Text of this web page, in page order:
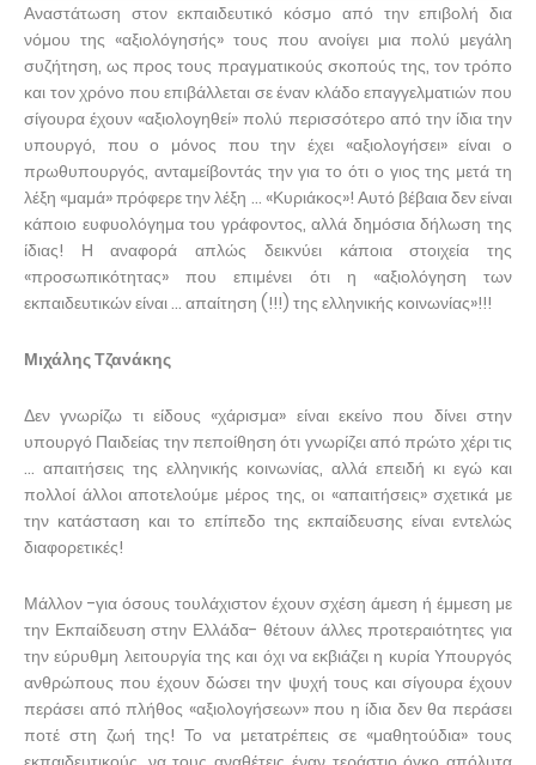
Αναστάτωση στον εκπαιδευτικό κόσμο από την επιβολή δια
νόμου της «αξιολόγησής» τους που ανοίγει μια πολύ μεγάλη
συζήτηση, ως προς τους πραγματικούς σκοπούς της, τον τρόπο
και τον χρόνο που επιβάλλεται σε έναν κλάδο επαγγελματιών που
σίγουρα έχουν «αξιολογηθεί» πολύ περισσότερο από την ίδια την
υπουργό, που ο μόνος που την έχει «αξιολογήσει» είναι ο
πρωθυπουργός, ανταμείβοντάς την για το ότι ο γιος της μετά τη
λέξη «μαμά» πρόφερε την λέξη … «Κυριάκος»! Αυτό βέβαια δεν είναι
κάποιο ευφυολόγημα του γράφοντος, αλλά δημόσια δήλωση της
ίδιας! Η αναφορά απλώς δεικνύει κάποια στοιχεία της
«προσωπικότητας» που επιμένει ότι η «αξιολόγηση των
εκπαιδευτικών είναι … απαίτηση (!!!) της ελληνικής κοινωνίας»!!!
Μιχάλης Τζανάκης
Δεν γνωρίζω τι είδους «χάρισμα» είναι εκείνο που δίνει στην
υπουργό Παιδείας την πεποίθηση ότι γνωρίζει από πρώτο χέρι τις
… απαιτήσεις της ελληνικής κοινωνίας, αλλά επειδή κι εγώ και
πολλοί άλλοι αποτελούμε μέρος της, οι «απαιτήσεις» σχετικά με
την κατάσταση και το επίπεδο της εκπαίδευσης είναι εντελώς
διαφορετικές!
Μάλλον -για όσους τουλάχιστον έχουν σχέση άμεση ή έμμεση με
την Εκπαίδευση στην Ελλάδα- θέτουν άλλες προτεραιότητες για
την εύρυθμη λειτουργία της και όχι να εκβιάζει η κυρία Υπουργός
ανθρώπους που έχουν δώσει την ψυχή τους και σίγουρα έχουν
περάσει από πλήθος «αξιολογήσεων» που η ίδια δεν θα περάσει
ποτέ στη ζωή της! Το να μετατρέπεις σε «μαθητούδια» τους